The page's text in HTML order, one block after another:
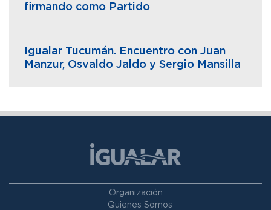
firmando como Partido
Igualar Tucumán. Encuentro con Juan
Manzur, Osvaldo Jaldo y Sergio Mansilla
Organización
Quienes Somos